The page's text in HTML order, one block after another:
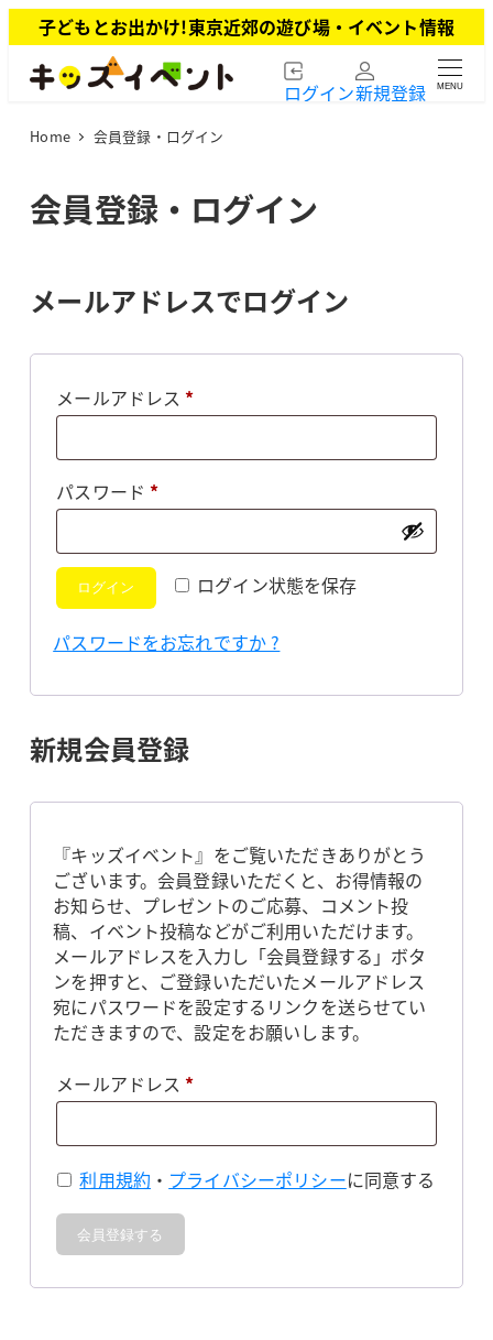
イ
子どもとお出かけ!東京近郊の遊び場・イベント情報
ログイン新規登録 MENU
Home 会員登録・ログイン
会員登録・ログイン
メールアドレスでログイン
メールアドレス *必
パスワード *必
ログイン状態を保存
ログイン
パスワードをお忘れですか ?
新規会員登録
『キッズイベント』をご覧いただきありがとう
ございます。会員登録いただくと、お得情報の
お知らせ、プレゼントのご応募、コメント投
稿、イベント投稿などがご利用いただけます。
メールアドレスを入力し「会員登録する」ボタ
ンを押すと、ご登録いただいたメールアドレス
宛にパスワードを設定するリンクを送らせてい
ただきますので、設定をお願いします。
メールアドレス *必
利用規約 ・ プライバシーポリシーに同意する
会員登録する